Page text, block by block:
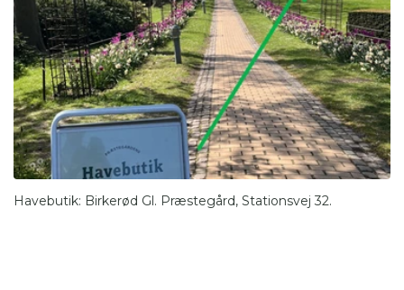
Havebutik: Birkerød Gl. Præstegård, Stationsvej 32.